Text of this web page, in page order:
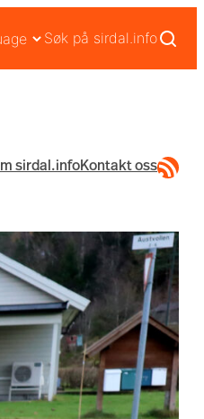
Søk på sirdal.info
sirdal.infoKontakt ossRSS-